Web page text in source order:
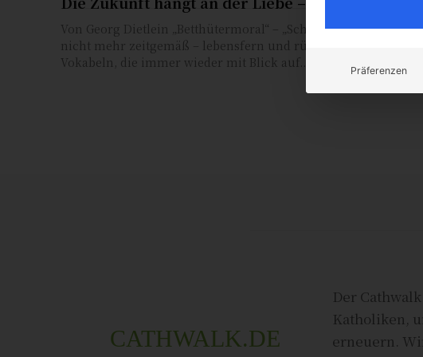
Von Georg Dietlein „Betthütermoral“ – „Schlafzimmerkontrolle“ –
nicht mehr zeitgemäß – lebensfern und rückschrittlich – all
Vokabeln, die immer wieder mit Blick auf...
CATHWALK.DE
Der
Katholiken,
erneuern.
Präferenzen